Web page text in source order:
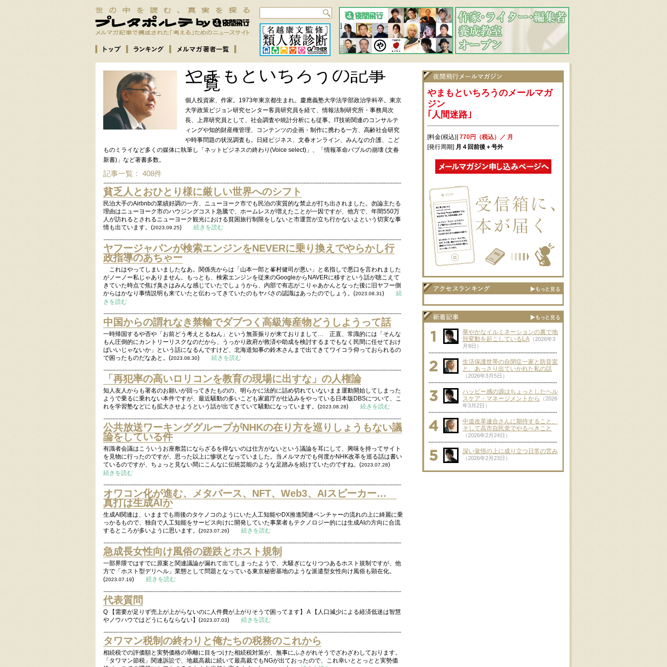
やまもといちろうの記事
一覧
個人投資家、作家。1973年東京都生まれ。慶應義塾大学法学部政治学科卒。東京
大学政策ビジョン研究センター客員研究員を経て、情報法制研究所・事務局次
長、上席研究員として、社会調査や統計分析にも従事。IT技術関連のコンサルテ
ィングや知的財産権管理、コンテンツの企画・制作に携わる一方、高齢社会研究
や時事問題の状況調査も。日経ビジネス、文春オンライン、みんなの介護、こど
ものミライなど多くの媒体に執筆し「ネットビジネスの終わり(Voice select)」、「情報革命バブルの崩壊 (文春
新書)」など著書多数。
記事一覧： 408件
貧乏人とおひとり様に厳しい世界へのシフト
民泊大手のAirbnbの業績好調の一方、ニューヨーク市でも民泊の実質的な禁止が打ち出されました。勿論主たる
理由はニューヨーク市のハウジングコスト急騰で、ホームレスが増えたことが一因ですが、他方で、年間550万
人が訪れるとされるニューヨーク観光における貧困旅行制限をしないと市運営が立ち行かないよという切実な事
情も出ています。(2023.09.25) 続きを読む
ヤフージャパンが検索エンジンをNEVERに乗り換えでやらかし行
政指導のあちゃー
これはやってしまいましたなあ。関係先からは「山本一郎と峯村健司が悪い」と名指しで悪口を言われました
がノーノー私じゃありません。もっとも、検索エンジンを従来のGoogleからNAVERに移すという話が聴こえて
きていた時点で焦げ臭さはみんな感じていたでしょうから、内部で有志がこりゃあかんとなった後に旧ヤフー側
からはかなり事情説明も来ていたと伝わってきていたのもヤバさの認識はあったのでしょう。(2023.08.31) 続
きを読む
中国からの謂れなき禁輸でダブつく高級海産物どうしようって話
一時帰国するや否や「お前どう考えとるねん」という無茶振りが来ておりまして… 正直、常識的には「そんな
もん圧倒的にカントリーリスクなのだから、うっかり政府が救済や助成を検討するまでもなく民間に任せておけ
ばいいじゃないか」という話になるんですけど、北海道知事の鈴木さんまで出てきてワイコラ仰っておられるの
で困ったものだなあと。(2023.08.30) 続きを読む
「再犯率の高いロリコンを教育の現場に出すな」の人権論
知人友人からも署名のお願いが回ってきたものの、明らかに法的に詰め切れていないまま運動開始してしまった
ようで乗るに乗れない本件ですが、最近騒動の多いこども家庭庁が仕込みをやっている日本版DBSについて、こ
れを学習塾などにも拡大させようという話が出てきていて騒動になっています。(2023.08.28) 続きを読む
公共放送ワーキンググループがNHKの在り方を巡りしょうもない議
論をしている件
有識者会議はこういうお座敷芸にならざるを得ないのは仕方がないという議論を耳にして、興味を持ってサイト
を見物に行ったのですが、思った以上に惨状となっていました。当メルマガでも何度かNHK改革を巡る話は書い
ているのですが、ちょっと見ない間にこんなに伝統芸能のような足踏みを続けていたのですね。(2023.07.28)
続きを読む
オワコン化が進む、メタバース、NFT、Web3、AIスピーカー…
真打は生成AIか
生成AI関連は、いままでも雨後のタケノコのようにいた人工知能やDX推進関連ベンチャーの流れの上に綺麗に乗
っかるもので、独自で人工知能をサービス向けに開発していた事業者もテクノロジー的には生成AIの方向に合流
するところが多いように思います。(2023.07.26) 続きを読む
急成長女性向け風俗の蹉跌とホスト規制
一部界隈ではすでに原案と関連議論が漏れて出てしまったようで、大騒ぎになりつつあるホスト規制ですが、他
方で「ホスト型デリヘル」業態として問題となっている東京秘密基地のような派遣型女性向け風俗も顕在化。
(2023.07.19) 続きを読む
代表質問
Q 【需要が足りず売上が上がらないのに人件費が上がりそうで困ってます】 A 【人口減少による経済低迷は智慧
やノウハウではどうにもならない】(2023.07.03) 続きを読む
タワマン税制の終わりと俺たちの税務のこれから
相続税での評価額と実勢価格の乖離に目をつけた相続税対策が、無事にふさがれそうでざわざわしております。
「タワマン節税」関連訴訟で、地裁高裁に続いて最高裁でもNGが出ておったので、これ幸いととっとと実勢価
やまもといちろうのメールマガ
ジン
｢人間迷路｣
[料金(税込)] 770円（税込）／ 月
[発行周期] 月４回前後＋号外
華やかなイルミネーションの裏で地
殻変動を起こしているLA （2026年3
月9日）
生活保護世帯の自閉症一家と防音室
と、あっさり出ていかれた私の話
（2026年3月5日）
ハッピー感の源はちょっとしたヘル
スケア・マネージメントから
（2026
年3月2日）
中道改革連合さんに期待すること、
そして高市自民党でやるべきこと
（2026年2月24日）
深い覚悟の上に成り立つ日常の営み
（2026年2月23日）